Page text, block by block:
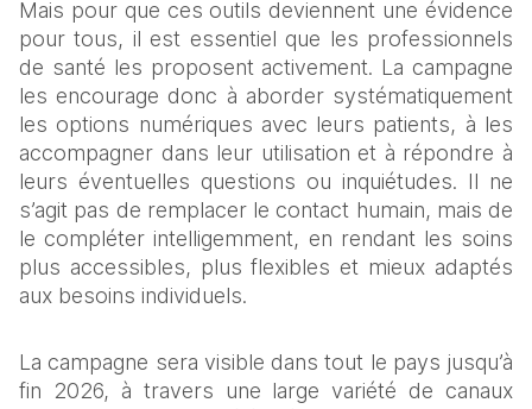
Mais pour que ces outils deviennent une évidence
pour tous, il est essentiel que les professionnels
de santé les proposent activement. La campagne
les encourage donc à aborder systématiquement
les options numériques avec leurs patients, à les
accompagner dans leur utilisation et à répondre à
leurs éventuelles questions ou inquiétudes. Il ne
s’agit pas de remplacer le contact humain, mais de
le compléter intelligemment, en rendant les soins
plus accessibles, plus flexibles et mieux adaptés
aux besoins individuels.
La campagne sera visible dans tout le pays jusqu’à
fin 2026, à travers une large variété de canaux